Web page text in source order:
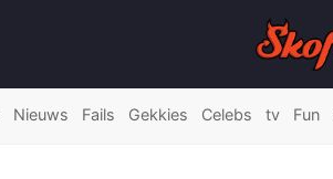
Nieuws Fails Gekkies Celebs tv Fun